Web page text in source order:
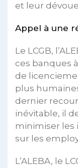
et leur
Appel à une
Le LCGB,
ces banques
de
plus
dernier
inévitable, il
minimiser les
sur les
L’ALEBA, le